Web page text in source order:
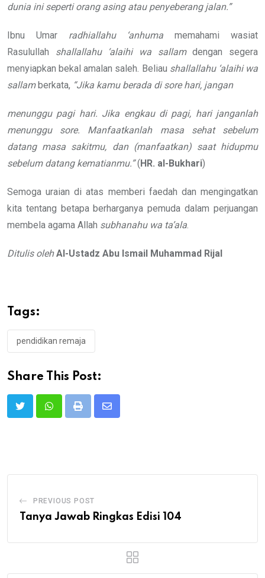
dunia ini seperti orang asing atau penyeberang jalan.”
Ibnu Umar radhiallahu ‘anhuma memahami wasiat
Rasulullah shallallahu ‘alaihi wa sallamdengan segera
menyiapkan bekal amalan saleh. Beliau shallallahu ‘alaihi wa
sallamberkata, “Jika kamu berada di sore hari, jangan
menunggu pagi hari. Jika engkau di pagi, hari janganlah
menunggu sore. Manfaatkanlah masa sehat sebelum
datang masa sakitmu, dan (manfaatkan) saat hidupmu
sebelum datang kematianmu.”(HR. al-Bukhari)
Semoga uraian di atas memberi faedah dan mengingatkan
kita tentang betapa berharganya pemuda dalam perjuangan
membela agama Allah subhanahu wa ta’ala
Ditulis olehAl-Ustadz Abu Ismail Muhammad Rijal
Tags:
pendidikan remaja
Share This Post:
Print
Share
PREVIOUS POST
Tanya Jawab Ringkas Edisi 104